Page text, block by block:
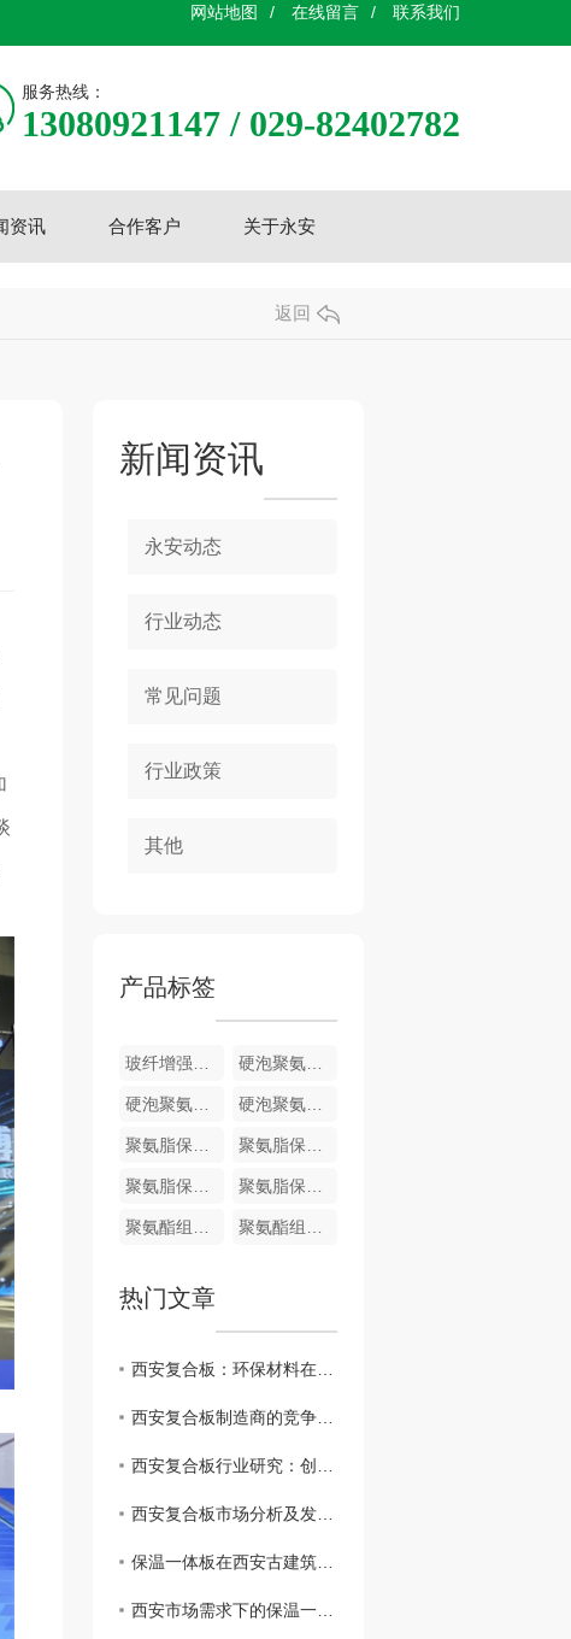
网站地图 / 在线留言 / 联系我们
服务热线：
13080921147 / 029-82402782
资讯 合作客户 关于永安
返回
新闻资讯
永安动态
行业动态
常见问题
行业政策
其他
产品标签
玻纤增强聚氨酯节能门窗 硬泡聚氨酯复合浅荔枝面陶瓷薄板保温装饰一体板
硬泡聚氨酯复合哑光面陶瓷薄板保温装饰一体板 硬泡聚氨酯陶瓷薄板一体板
聚氨脂保温装饰一体化板 聚氨脂保温装饰一体化板
聚氨脂保温装饰一体化板 聚氨脂保温装饰一体化板
聚氨酯组合料 聚氨酯组合料
热门文章
西安复合板：环保材料在建筑业的崭露头角
西安复合板制造商的竞争优势和挑战
西安复合板行业研究：创新技术与应用前景
西安复合板市场分析及发展趋势
保温一体板在西安古建筑修复中的应用实例分享
西安市场需求下的保温一体板生产和供应情况分析